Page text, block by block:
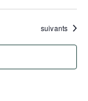
Évènements
suivants